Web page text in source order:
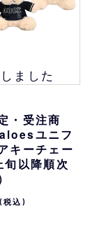
ました
・受注商
ユニフ
キーチェー
旬以降順次
(税込)